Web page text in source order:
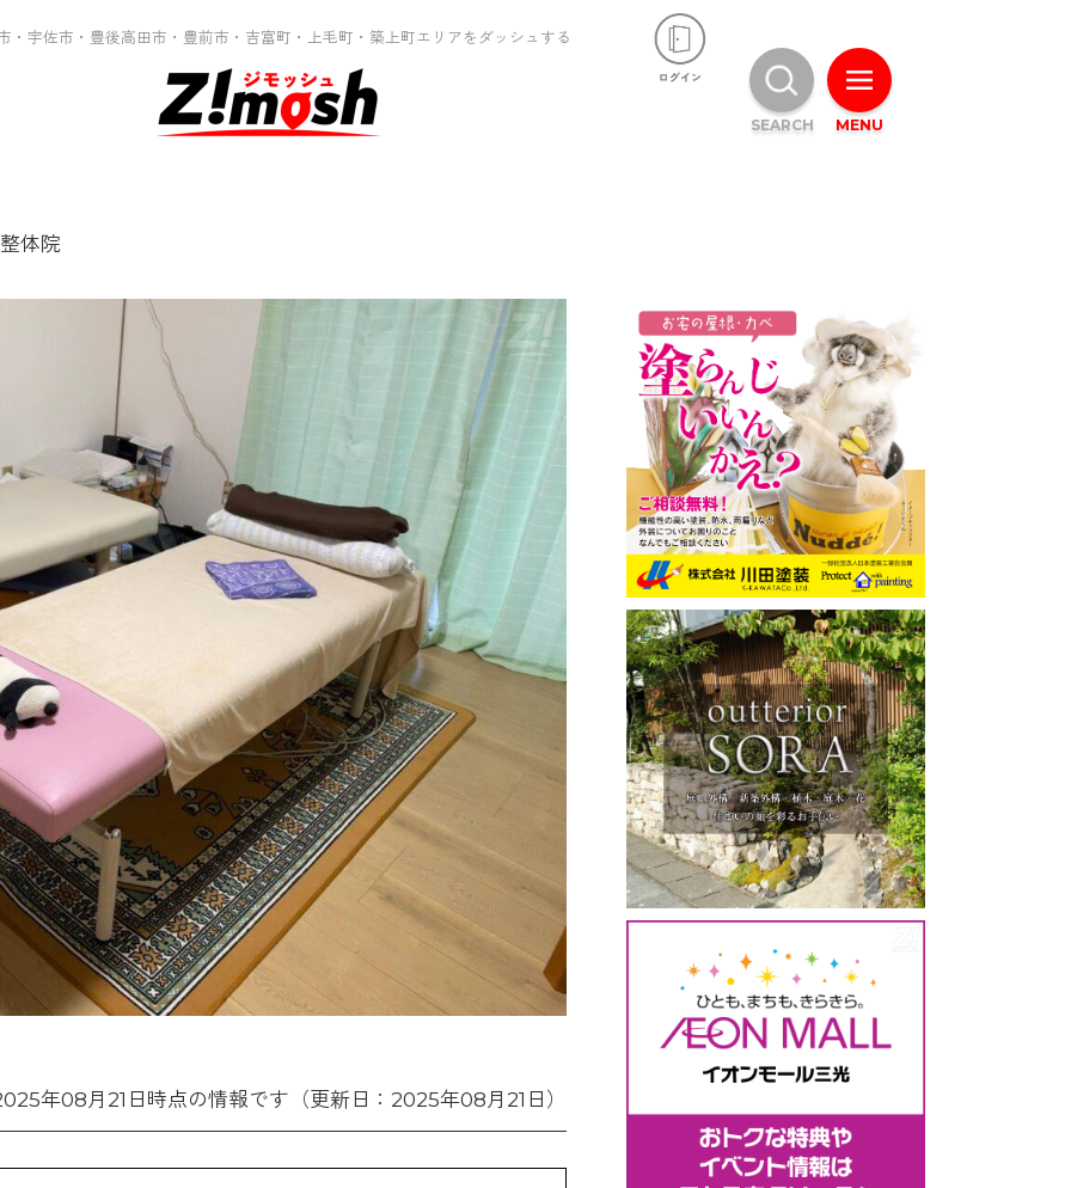
・宇佐市・豊後高田市・豊前市・吉富町・上毛町・築上町エリアをダッシュする
体院
年08月21日時点の情報です（更新日：2025年08月21日）
MENU
SEARCH